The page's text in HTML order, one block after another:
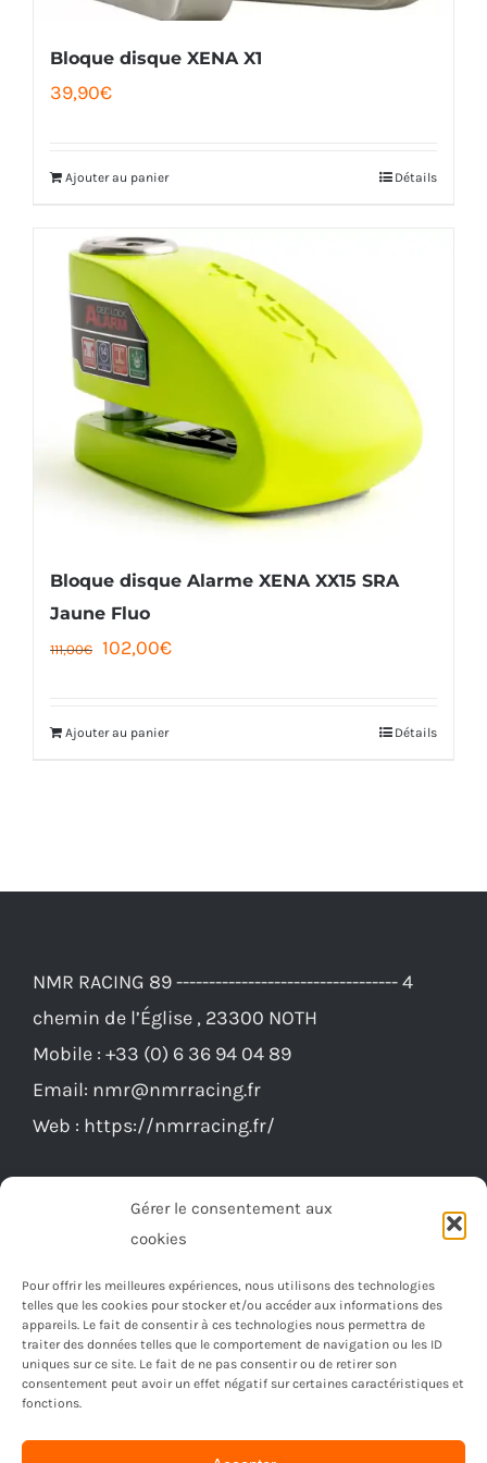
Gérer le consentement aux
cookies
Pour offrir les meilleures expériences, nous utilisons des technologies
telles que les cookies pour stocker et/ou accéder aux informations des
appareils. Le fait de consentir à ces technologies nous permettra de
traiter des données telles que le comportement de navigation ou les ID
uniques sur ce site. Le fait de ne pas consentir ou de retirer son
consentement peut avoir un effet négatif sur certaines caractéristiques et
fonctions.
Bloque disque XENA X1
39,90€
Ajouter au panier Détails
Bloque disque Alarme XENA XX15 SRA
Jaune Fluo
111,00 €
Le
était :
102,00€Le
Ajouter au panier Détails
NMR RACING 89 ---------------------------------- 4
chemin de l’Église , 23300 NOTH
Mobile : +33 (0) 6 36 94 04 89
Email: nmr@nmrracing.fr
Web : https://nmrracing.fr/